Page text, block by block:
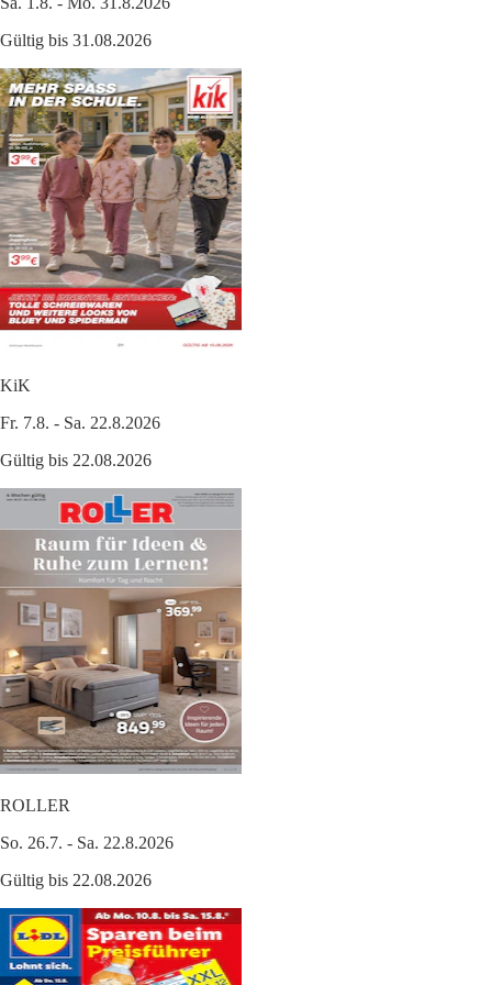
Gültig bis 31.08.2026
KiK
Fr. 7.8. - Sa. 22.8.2026
Gültig bis 22.08.2026
ROLLER
So. 26.7. - Sa. 22.8.2026
Gültig bis 22.08.2026